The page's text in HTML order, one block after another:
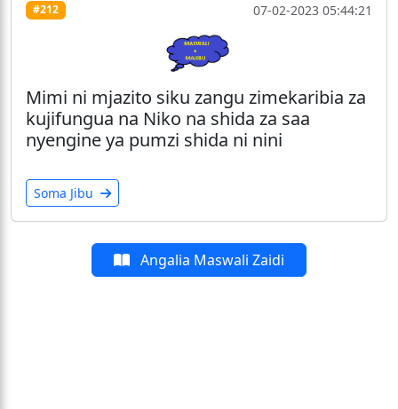
#212 07-02-2023 05:44:21
Mimi ni mjazito siku zangu zimekaribia za
kujifungua na Niko na shida za saa
nyengine ya pumzi shida ni nini
Soma Jibu
Angalia Maswali Zaidi